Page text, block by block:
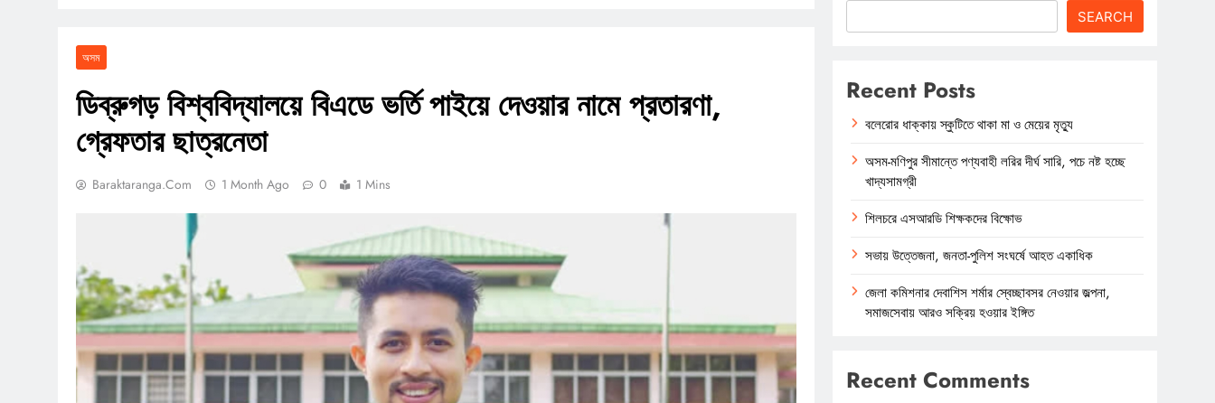
অসম
ডিব্রুগড় বিশ্ববিদ্যালয়ে বিএডে ভর্তি পাইয়ে দেওয়ার নামে প্রতারণা,
গ্রেফতার ছাত্রনেতা
Baraktaranga.com 1 Month Ago 0 1 Mins
SEARCH
Recent Posts
বলেরোর ধাক্কায় স্কুটিতে থাকা মা ও মেয়ের মৃত্যু
অসম-মণিপুর সীমান্তে পণ্যবাহী লরির দীর্ঘ সারি, পচে নষ্ট হচ্ছে
খাদ্যসামগ্রী
শিলচরে এসআরডি শিক্ষকদের বিক্ষোভ
সভায় উত্তেজনা, জনতা-পুলিশ সংঘর্ষে আহত একাধিক
জেলা কমিশনার দেবাশিস শর্মার স্বেচ্ছাবসর নেওয়ার জল্পনা,
সমাজসেবায় আরও সক্রিয় হওয়ার ইঙ্গিত
Recent Comments